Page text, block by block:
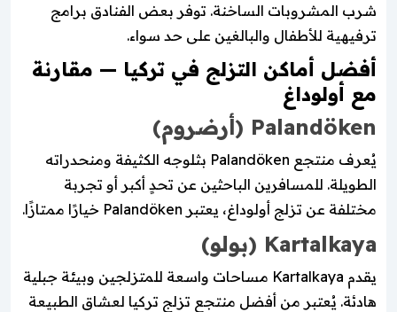
شرب المشروبات الساخنة. توفر بعض الفنادق برامج
ترفيهية للأطفال والبالغين على حد سواء.
أفضل أماكن التزلج في تركيا — مقارنة
مع أولوداغ
Palandöken (أرضروم)
يُعرف منتجع Palandöken بثلوجه الكثيفة ومنحدراته
الطويلة. للمسافرين الباحثين عن تحدٍ أكبر أو تجربة
مختلفة عن تزلج أولوداغ، يعتبر Palandöken خيارًا ممتازًا.
Kartalkaya (بولو)
يقدم Kartalkaya مساحات واسعة للمتزلجين وبيئة جبلية
هادئة. يُعتبر من أفضل منتجع تزلج تركيا لعشاق الطبيعة